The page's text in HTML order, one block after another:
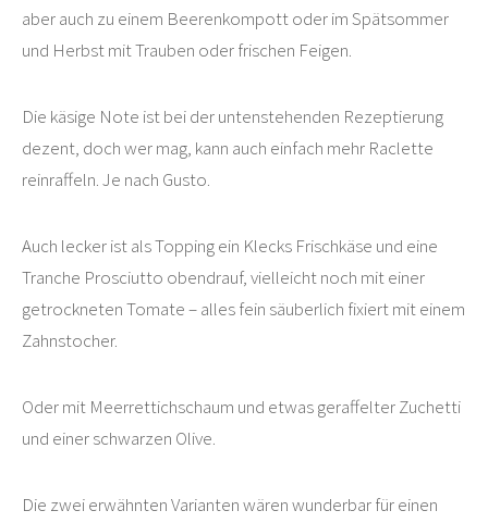
aber auch zu einem Beerenkompott oder im Spätsommer
und Herbst mit Trauben oder frischen Feigen.
Die käsige Note ist bei der untenstehenden Rezeptierung
dezent, doch wer mag, kann auch einfach mehr Raclette
reinraffeln. Je nach Gusto.
Auch lecker ist als Topping ein Klecks Frischkäse und eine
Tranche Prosciutto obendrauf, vielleicht noch mit einer
getrockneten Tomate – alles fein säuberlich fixiert mit einem
Zahnstocher.
Oder mit Meerrettichschaum und etwas geraffelter Zuchetti
und einer schwarzen Olive.
Die zwei erwähnten Varianten wären wunderbar für einen